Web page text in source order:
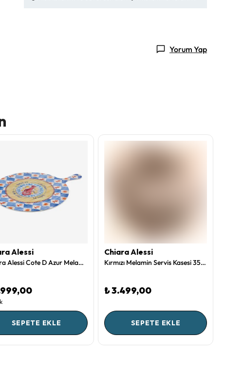
Yorum Yap
Alessi
Chiara Alessi Cote D Azur Melamin Sunum Tahtası 41 Cm
SEPETE EKLE
Chiara Alessi
Kırmızı Melamin Servis Kasesi 35 Cm Capri Collection by Chiara Alessi
₺ 3.499,00
SEPETE EKLE